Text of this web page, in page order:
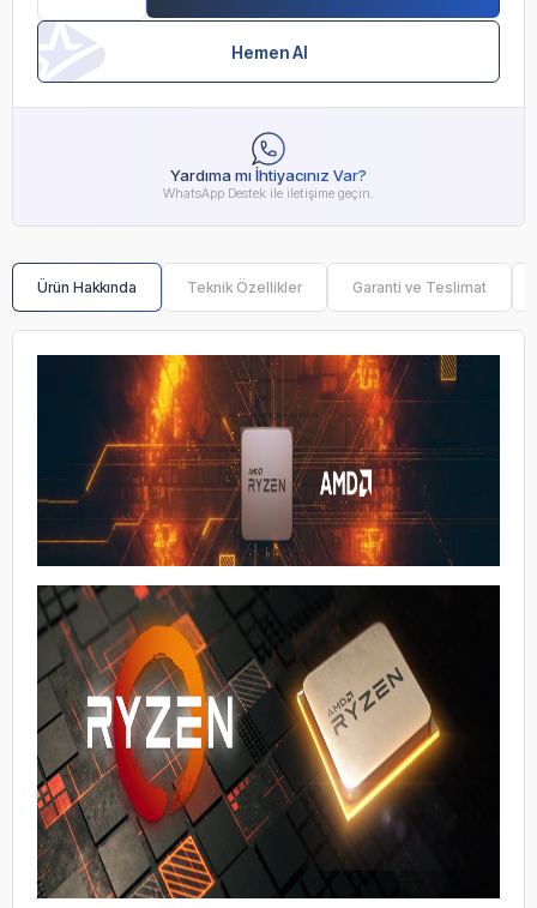
Hemen Al
Yardıma mı İhtiyacınız Var?
WhatsApp Destek ile iletişime geçin.
Ürün Hakkında Teknik Özellikler Garanti ve Teslimat